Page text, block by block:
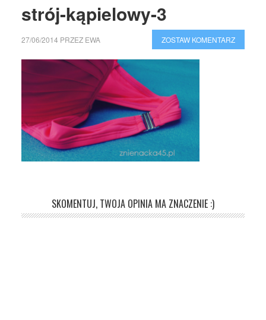
strój-kąpielowy-3
27/06/2014 PRZEZ EWA ZOSTAW KOMENTARZ
SKOMENTUJ, TWOJA OPINIA MA ZNACZENIE :)